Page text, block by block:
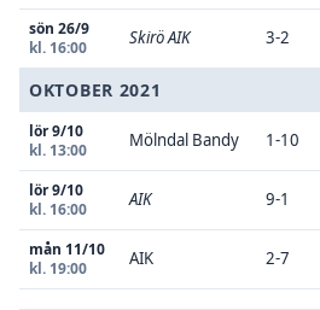
sön 26/9
kl. 16:00
Skirö AIK 3-2
OKTOBER 2021
lör 9/10
kl. 13:00
Mölndal Bandy 1-10
lör 9/10
kl. 16:00
AIK 9-1
mån 11/10
kl. 19:00
AIK 2-7